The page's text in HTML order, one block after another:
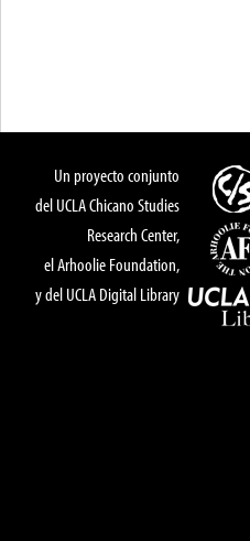
Un proyecto conjunto
del UCLA Chicano Studies
Research Center,
el Arhoolie Foundation,
y del UCLA Digital Library